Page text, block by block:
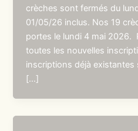
crèches sont fermés du
01/05/26 inclus. Nos 19
portes le lundi 4 mai 2026.
toutes les nouvelles
inscriptions déjà
[…]